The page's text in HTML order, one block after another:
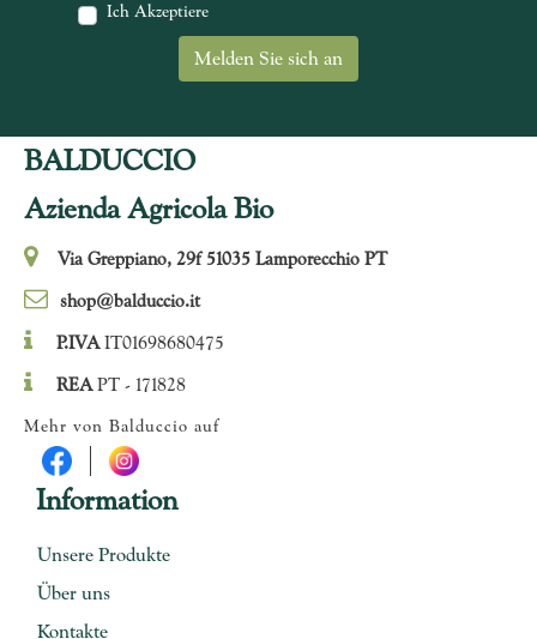
Ich Akzeptiere
BALDUCCIO
Azienda Agricola Bio
Via Greppiano, 29f 51035 Lamporecchio PT
shop@balduccio.it
P.IVA IT01698680475
REA PT - 171828
Mehr von Balduccio auf
Information
Unsere Produkte
Über uns
Kontakte